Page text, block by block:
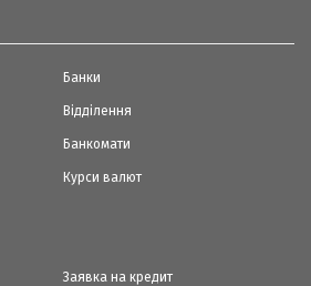
Банки
Відділення
Банкомати
Курси валют
Заявка на кредит